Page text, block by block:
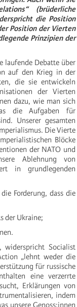
(brüderliche
die Position
Position der Vierten
Prinzipien der
laufende Debatte über
auf den Krieg in der
die sie entwickeln
der Vierten
dazu, wie man sich
die Aufgaben für
Unserer gesamten
Die Vierte
Blöcke
der NATO und
Ablehnung von
in grundlegenden
Forderung, dass die
der Ukraine;
widerspricht Socialist
„lehnt weder die
für russische
eine verzerrte
Erklärungen von
indem
unsere Genoss:innen